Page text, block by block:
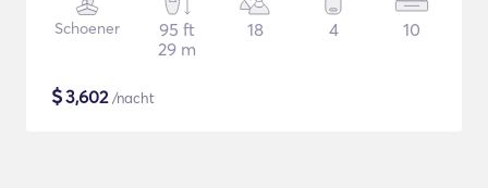
Schoener
95 ft
29 m
18 4 10
$3,602/nacht